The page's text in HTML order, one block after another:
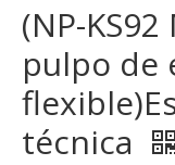
(NP-
pulpo de
técnica